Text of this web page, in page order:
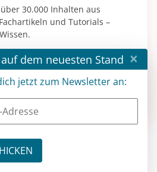
30.000 Inhalten aus
und Tutorials –
entwickler.de BASIC
testen
kündbar
dem neuesten Stand ×
jetzt zum Newsletter an: